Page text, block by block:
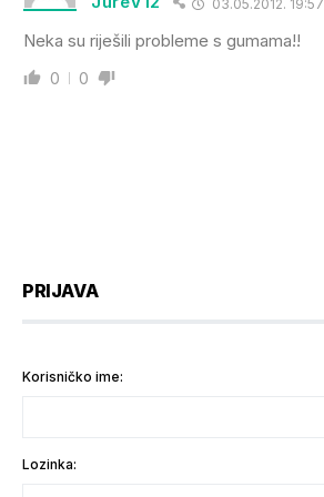
03.05.2012. 19:57
Neka su riješili probleme s gumama!!
0 0
PRIJAVA
Korisničko ime:
Lozinka: